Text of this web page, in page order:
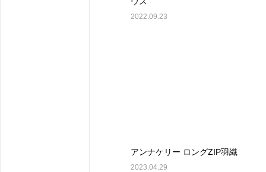
2022.09.23
アンナケリー ロングZIP羽織
2023.04.29